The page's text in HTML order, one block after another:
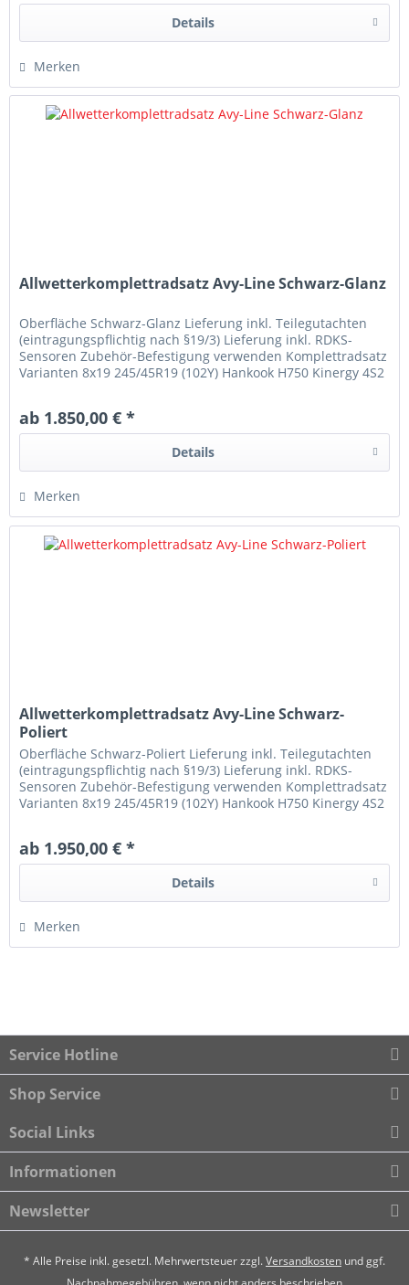
Details
Merken
Allwetterkomplettradsatz Avy-Line Schwarz-Glanz
Oberfläche Schwarz-Glanz Lieferung inkl. Teilegutachten
(eintragungspflichtig nach §19/3) Lieferung inkl. RDKS-
Sensoren Zubehör-Befestigung verwenden Komplettradsatz
Varianten 8x19 245/45R19 (102Y) Hankook H750 Kinergy 4S2
ab 1.850,00 € *
Details
Merken
Allwetterkomplettradsatz Avy-Line Schwarz-
Poliert
Oberfläche Schwarz-Poliert Lieferung inkl. Teilegutachten
(eintragungspflichtig nach §19/3) Lieferung inkl. RDKS-
Sensoren Zubehör-Befestigung verwenden Komplettradsatz
Varianten 8x19 245/45R19 (102Y) Hankook H750 Kinergy 4S2
ab 1.950,00 € *
Details
Merken
Service Hotline
Shop Service
Social Links
Informationen
Newsletter
* Alle Preise inkl. gesetzl. Mehrwertsteuer zzgl.Versandkosten und ggf.